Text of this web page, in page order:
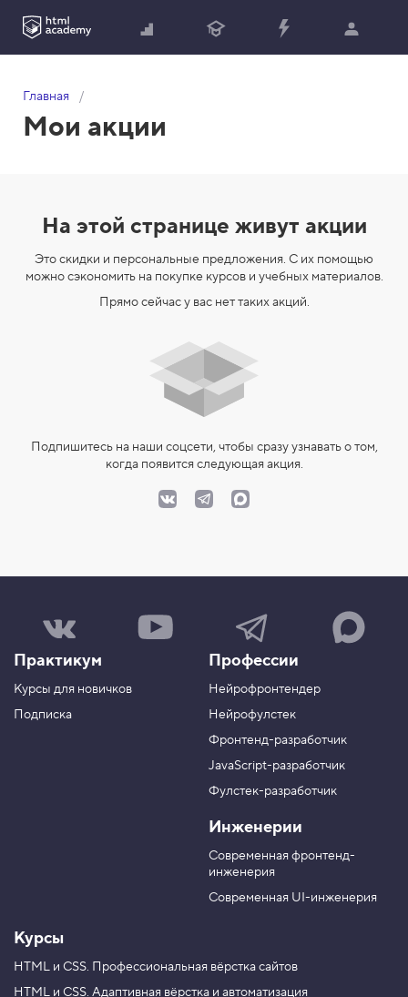
Главная
Мои акции
На этой странице живут акции
Это скидки и персональные предложения. С их помощью
можно сэкономить на покупке курсов и учебных материалов.
Прямо сейчас у вас нет таких акций.
Подпишитесь на наши соцсети, чтобы сразу узнавать о том,
когда появится следующая акция.
а
а
р
у
Н
а
а
к
н
а
в
e
e
r
a
m
Н
а
ш
в
A
Практикум
Курсы для новичков
Подписка
Профессии
Нейрофронтендер
Нейрофулстек
Фронтенд-разработчик
JavaScript-разработчик
Фулстек-разработчик
Инженерии
Современная фронтенд-
инженерия
Современная UI-инженерия
Курсы
HTML и CSS. Профессиональная вёрстка сайтов
HTML и CSS. Адаптивная вёрстка и автоматизация